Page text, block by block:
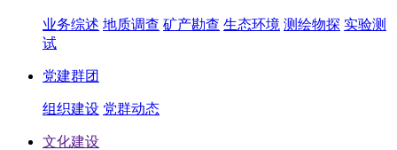
业务综述 地质调查 矿产勘查 生态环境 测绘物探 实验测
试
党建群团
组织建设 党群动态
文化建设